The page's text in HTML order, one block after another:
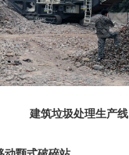
建筑垃圾处理生产线